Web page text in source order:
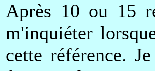
Après 10 ou 15
m'inquiéter
cette référence.